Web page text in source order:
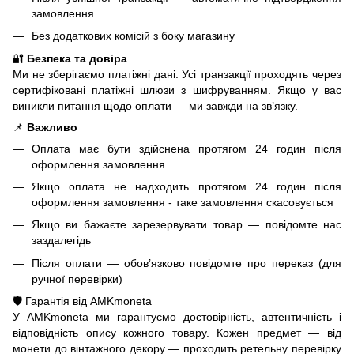
замовлення
Без додаткових комісій з боку магазину
🔐 Безпека та довіра
Ми не зберігаємо платіжні дані. Усі транзакції проходять через
сертифіковані платіжні шлюзи з шифруванням. Якщо у вас
виникли питання щодо оплати — ми завжди на зв’язку.
📌 Важливо
Оплата має бути здійснена протягом 24 годин після
оформлення замовлення
Якщо оплата не надходить протягом 24 годин після
оформлення замовлення - таке замовлення скасовується
Якщо ви бажаєте зарезервувати товар — повідомте нас
заздалегідь
Після оплати — обов’язково повідомте про переказ (для
ручної перевірки)
🛡️ Гарантія від AMKmoneta
У AMKmoneta ми гарантуємо достовірність, автентичність і
відповідність опису кожного товару. Кожен предмет — від
монети до вінтажного декору — проходить ретельну перевірку